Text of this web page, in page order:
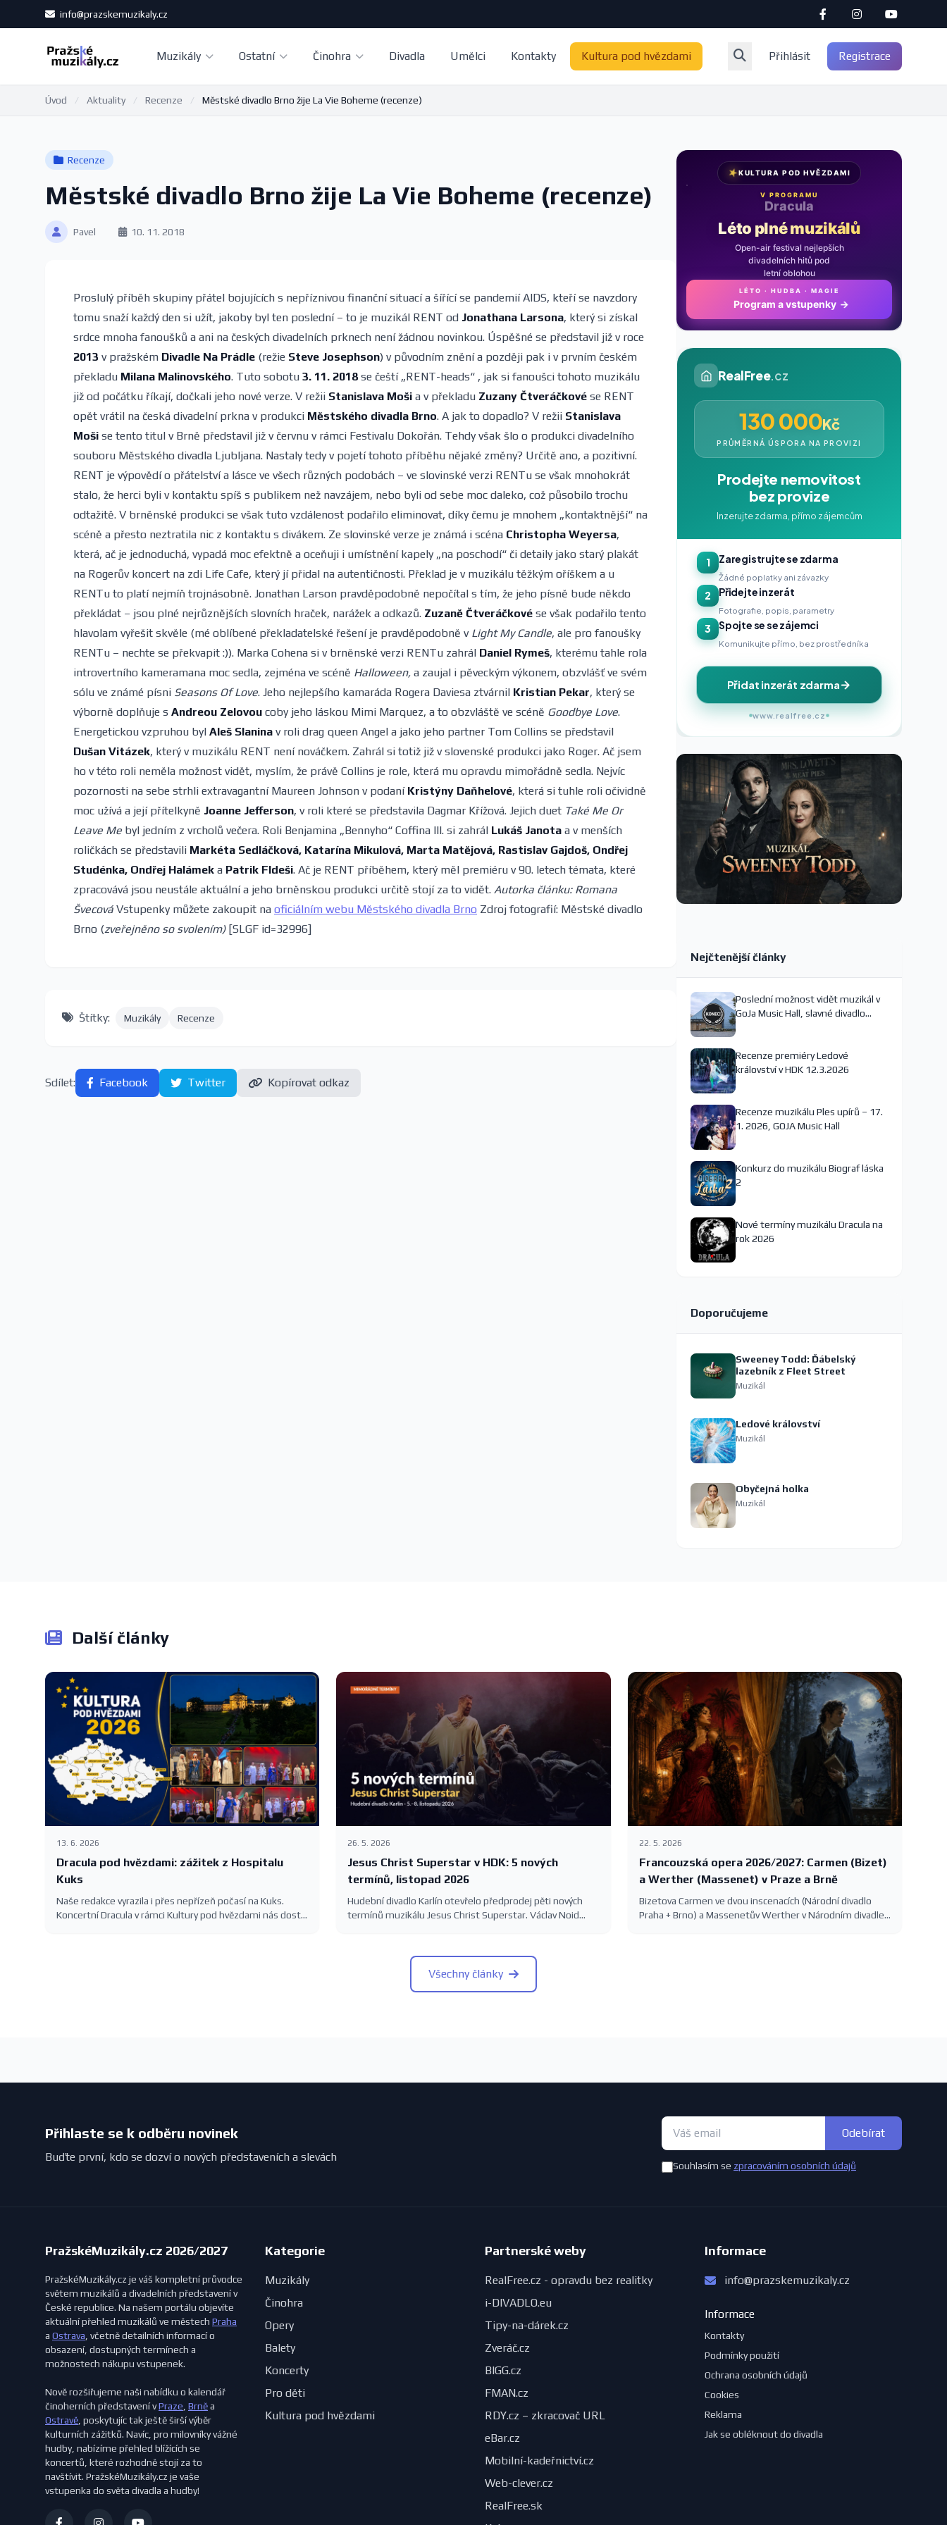
info@prazskemuzikaly.cz
Muzikály Ostatní Činohra Divadla Umělci Kontakty Kultura pod hvězdami Přihlásit Registrace
Úvod / Aktuality / Recenze / Městské divadlo Brno žije La Vie Boheme (recenze)
Recenze
Městské divadlo Brno žije La Vie Boheme (recenze)
Pavel 10. 11. 2018
Proslulý příběh skupiny přátel bojujících s nepříznivou finanční situací a šířící se pandemií AIDS, kteří se navzdory
tomu snaží každý den si užít, jakoby byl ten poslední – to je muzikál RENT od Jonathana Larsona, který si získal
srdce mnoha fanoušků a ani na českých divadelních prknech není žádnou novinkou. Úspěšné se představil již v roce
2013 v pražském Divadle Na Prádle (režie Steve Josephson) v původním znění a později pak i v prvním českém
překladu Milana Malinovského. Tuto sobotu 3. 11. 2018 se čeští „RENT-heads“ , jak si fanoušci tohoto muzikálu
již od počátku říkají, dočkali jeho nové verze. V režii Stanislava Moši a v překladu Zuzany Čtveráčkové se RENT
opět vrátil na česká divadelní prkna v produkci Městského divadla Brno. A jak to dopadlo? V režii Stanislava
Moši se tento titul v Brně představil již v červnu v rámci Festivalu Dokořán. Tehdy však šlo o produkci divadelního
souboru Městského divadla Ljubljana. Nastaly tedy v pojetí tohoto příběhu nějaké změny? Určitě ano, a pozitivní.
RENT je výpovědí o přátelství a lásce ve všech různých podobách – ve slovinské verzi RENTu se však mnohokrát
stalo, že herci byli v kontaktu spíš s publikem než navzájem, nebo byli od sebe moc daleko, což působilo trochu
odtažitě. V brněnské produkci se však tuto vzdálenost podařilo eliminovat, díky čemu je mnohem „kontaktnější“ na
scéně a přesto neztratila nic z kontaktu s divákem. Ze slovinské verze je známá i scéna Christopha Weyersa,
která, ač je jednoduchá, vypadá moc efektně a oceňuji i umístnění kapely „na poschodí“ či detaily jako starý plakát
na Rogerův koncert na zdi Life Cafe, který jí přidal na autentičnosti. Překlad je v muzikálu těžkým oříškem a u
RENTu to platí nejmíň trojnásobně. Jonathan Larson pravděpodobně nepočítal s tím, že jeho písně bude někdo
překládat – jsou plné nejrůznějších slovních hraček, narážek a odkazů. Zuzaně Čtveráčkové se však podařilo tento
hlavolam vyřešit skvěle (mé oblíbené překladatelské řešení je pravděpodobně v Light My Candle, ale pro fanoušky
RENTu – nechte se překvapit :)). Marka Cohena si v brněnské verzi RENTu zahrál Daniel Rymeš, kterému tahle rola
introvertního kameramana moc sedla, zejména ve scéně Halloween, a zaujal i pěveckým výkonem, obzvlášť ve svém
sólu ve známé písni Seasons Of Love. Jeho nejlepšího kamaráda Rogera Daviesa ztvárnil Kristian Pekar, který se
výborně doplňuje s Andreou Zelovou coby jeho láskou Mimi Marquez, a to obzvláště ve scéně Goodbye Love.
Energetickou vzpruhou byl Aleš Slanina v roli drag queen Angel a jako jeho partner Tom Collins se představil
Dušan Vitázek, který v muzikálu RENT není nováčkem. Zahrál si totiž již v slovenské produkci jako Roger. Ač jsem
ho v této roli neměla možnost vidět, myslím, že právě Collins je role, která mu opravdu mimořádně sedla. Nejvíc
pozornosti na sebe strhli extravagantní Maureen Johnson v podaní Kristýny Daňhelové, která si tuhle roli očividně
moc užívá a její přítelkyně Joanne Jefferson, v roli které se představila Dagmar Křížová. Jejich duet Také Me Or
Leave Me byl jedním z vrcholů večera. Roli Benjamina „Bennyho“ Coffina III. si zahrál Lukáš Janota a v menších
roličkách se představili Markéta Sedláčková, Katarína Mikulová, Marta Matějová, Rastislav Gajdoš, Ondřej
Studénka, Ondřej Halámek a Patrik Fldeši. Ač je RENT příběhem, který měl premiéru v 90. letech témata, které
zpracovává jsou neustále aktuální a jeho brněnskou produkci určitě stojí za to vidět. Autorka článku: Romana
Švecová Vstupenky můžete zakoupit na oficiálním webu Městského divadla Brno Zdroj fotografií: Městské divadlo
Brno (zveřejněno so svolením)[SLGF id=32996]
Štítky: Muzikály Recenze
Sdílet: Facebook Twitter Kopírovat odkaz
★KULTURA POD HVĚZDAMI
V PROGRAMU
Noc na Karlštejně
Léto plné muzikálů
Open-air festival nejlepších
divadelních hitů pod
letní oblohou
LÉTO · HUDBA · MAGIE
Program a vstupenky →
RealFree.cz
130 000Kč
PRŮMĚRNÁ ÚSPORA NA PROVIZI
Prodejte nemovitost
bez provize
Inzerujte zdarma, přímo zájemcům
1 Zaregistrujte se zdarma
Žádné poplatky ani závazky
2 Přidejte inzerát
Fotografie, popis, parametry
3 Spojte se se zájemci
Komunikujte přímo, bez prostředníka
Přidat inzerát zdarma
www.realfree.cz
Nejčtenější články
Poslední možnost vidět muzikál v
GoJa Music Hall, slavné divadlo
Recenze premiéry Ledové
království v HDK 12.3.2026
Recenze muzikálu Ples upírů – 17.
1. 2026, GOJA Music Hall
Konkurz do muzikálu Biograf láska
2
Nové termíny muzikálu Dracula na
rok 2026
Doporučujeme
Sweeney Todd: Ďábelský
lazebník z Fleet Street
Muzikál
Ledové království
Muzikál
Obyčejná holka
Muzikál
Další články
13. 6. 2026
Dracula pod hvězdami: zážitek z Hospitalu
Kuks
Naše redakce vyrazila i přes nepřízeň počasí na Kuks.
Koncertní Dracula v rámci Kultury pod hvězdami nás dostal
26. 5. 2026
Jesus Christ Superstar v HDK: 5 nových
termínů, listopad 2026
Hudební divadlo Karlín otevřelo předprodej pěti nových
termínů muzikálu Jesus Christ Superstar. Václav Noid
22. 5. 2026
Francouzská opera 2026/2027: Carmen (Bizet)
a Werther (Massenet) v Praze a Brně
Bizetova Carmen ve dvou inscenacích (Národní divadlo
Praha + Brno) a Massenetův Werther v Národním divadle
Všechny články
Přihlaste se k odběru novinek
Buďte první, kdo se dozví o nových představeních a slevách
Odebírat
Souhlasím se zpracováním osobních údajů
PražskéMuzikály.cz 2026/2027
PražskéMuzikály.cz je váš kompletní průvodce
světem muzikálů a divadelních představení v
České republice. Na našem portálu objevíte
aktuální přehled muzikálů ve městech Praha
a Ostrava, včetně detailních informací o
obsazení, dostupných termínech a
možnostech nákupu vstupenek.
Nově rozšiřujeme naši nabídku o kalendář
činoherních představení vPraze, Brněa
Ostravě, poskytujíc tak ještě širší výběr
kulturních zážitků. Navíc, pro milovníky vážné
hudby, nabízíme přehled blížících se
koncertů, které rozhodně stojí za to
navštívit. PražskéMuzikály.cz je vaše
vstupenka do světa divadla a hudby!
Kategorie
Muzikály
Činohra
Opery
Balety
Koncerty
Pro děti
Kultura pod hvězdami
Partnerské weby
RealFree.cz - opravdu bez realitky
i-DIVADLO.eu
Tipy-na-dárek.cz
Zveráč.cz
BIGG.cz
FMAN.cz
RDY.cz – zkracovač URL
eBar.cz
Mobilní-kadeřnictví.cz
Web-clever.cz
RealFree.sk
Informace
info@prazskemuzikaly.cz
Informace
Kontakty
Podmínky použití
Ochrana osobních údajů
Cookies
Reklama
Jak se obléknout do divadla